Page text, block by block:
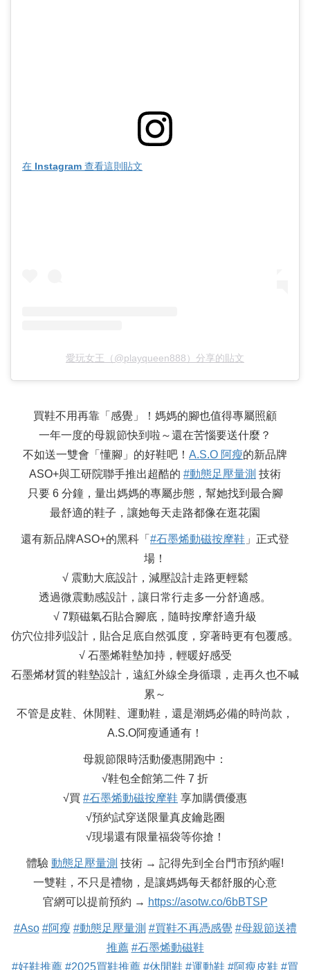
在 Instagram 查看這則貼文
愛玩女王（@playqueen888）分享的貼文
買鞋不用再靠「感覺」！媽媽的腳也值得專屬照顧
一年一度的母親節快到啦～還在苦惱要送什麼？
不如送一雙會「懂腳」的好鞋吧！ A.S.O 阿瘦的新品牌
ASO+與工研院聯手推出超酷的 #動態足壓量測 技術
只要 6 分鐘，量出媽媽的專屬步態，幫她找到最合腳
最舒適的鞋子，讓她每天走路都像在逛花園
還有新品牌ASO+的黑科「 #石墨烯動磁按摩鞋 」正式登
場！
√ 震動大底設計，減壓設計走路更輕鬆
透過微震動感設計，讓日常行走多一分舒適感。
√ 7顆磁氣石貼合腳底，隨時按摩舒適升級
仿穴位排列設計，貼合足底自然弧度，穿著時更有包覆感。
√ 石墨烯鞋墊加持，輕暖好感受
石墨烯材質的鞋墊設計，遠紅外線全身循環，走再久也不喊
累～
不管是皮鞋、休閒鞋、運動鞋，還是潮媽必備的時尚款，
A.S.O阿瘦通通有！
母親節限時活動優惠開跑中：
√鞋包全館第二件 7 折
√買 #石墨烯動磁按摩鞋 享加購價優惠
√預約試穿送限量真皮鑰匙圈
√現場還有限量福袋等你搶！
體驗 動態足壓量測 技術 → 記得先到全台門市預約喔!
一雙鞋，不只是禮物，是讓媽媽每天都舒服的心意
官網可以提前預約 → https://asotw.co/6bBTSP
#Aso #阿瘦 #動態足壓量測 #買鞋不再憑感覺 #母親節送禮
推薦 #石墨烯動磁鞋
#好鞋推薦 #2025買鞋推薦 #休閒鞋 #運動鞋 #阿瘦皮鞋 #買